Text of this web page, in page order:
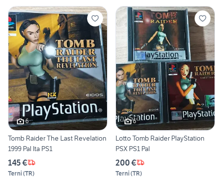
6
Tomb Raider The Last Revelation
1999 Pal Ita PS1
145 €
Terni(TR)
6
Lotto Tomb Raider PlayStation
PSX PS1 Pal
200 €
Terni(TR)